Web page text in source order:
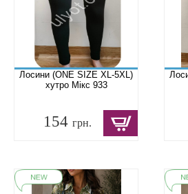
Лосини (ONE SIZE XL-5XL)
хутро Мікс 933
154 грн.